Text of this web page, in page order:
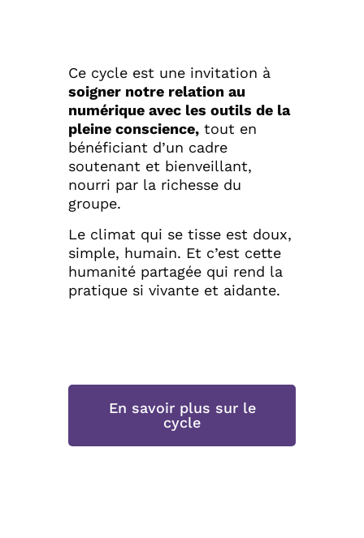
Ce cycle est une invitation à
soigner notre relation au
numérique avec les outils de la
pleine conscience, tout en
bénéficiant d’un cadre
soutenant et bienveillant,
nourri par la richesse du
groupe.
Le climat qui se tisse est doux,
simple, humain. Et c’est cette
humanité partagée qui rend la
pratique si vivante et aidante.
En savoir plus sur le
cycle